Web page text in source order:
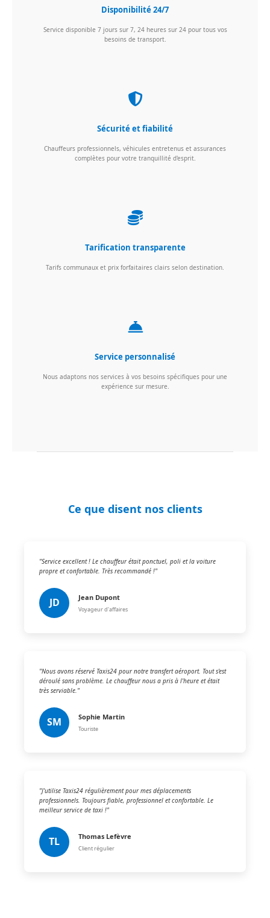
Disponibilité 24/7
Service disponible 7 jours sur 7, 24 heures sur 24 pour tous vos
besoins de transport.
Sécurité et fiabilité
Chauffeurs professionnels, véhicules entretenus et assurances
complètes pour votre tranquillité d'esprit.
Tarification transparente
Tarifs communaux et prix forfaitaires clairs selon destination.
Service personnalisé
Nous adaptons nos services à vos besoins spécifiques pour une
expérience sur mesure.
Ce que disent nos clients
"Service excellent ! Le chauffeur était ponctuel, poli et la voiture
propre et confortable. Très recommandé !"
JD Jean Dupont
Voyageur d'affaires
"Nous avons réservé Taxis24 pour notre transfert aéroport. Tout s'est
déroulé sans problème. Le chauffeur nous a pris à l'heure et était
très serviable."
SM Sophie Martin
Touriste
"J'utilise Taxis24 régulièrement pour mes déplacements
professionnels. Toujours fiable, professionnel et confortable. Le
meilleur service de taxi !"
TL Thomas Lefèvre
Client régulier